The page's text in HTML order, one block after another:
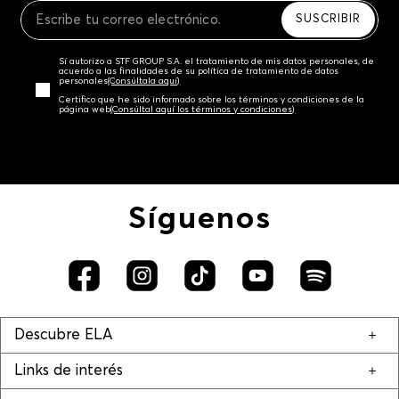
SUSCRIBIR
Sí autorizo a STF GROUP S.A. el tratamiento de mis datos personales, de
acuerdo a las finalidades de su política de tratamiento de datos
personales‎(Consúltala aquí)
Certifico que he sido informado sobre los términos y condiciones de la
página web‎(Consúltal aquí los términos y condiciones)
Síguenos
Descubre ELA
Links de interés